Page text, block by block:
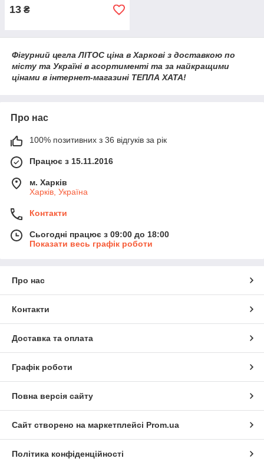
13 ₴
Фігурний цегла ЛІТОС ціна в Харкові з доставкою по
місту та Україні в асортименті та за найкращими
цінами в інтернет-магазині ТЕПЛА ХАТА!
Про нас
100% позитивних з 36 відгуків за рік
Працює з 15.11.2016
м. Харків
Харків, Україна
Контакти
Сьогодні працює з 09:00 до 18:00
Показати весь графік роботи
Про нас
Контакти
Доставка та оплата
Графік роботи
Повна версія сайту
Сайт створено на маркетплейсі Prom.ua
Політика конфіденційності